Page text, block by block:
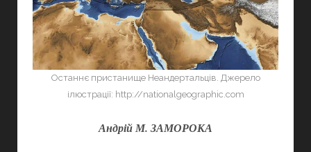
Останнє пристанище Неандертальців. Джерело
ілюстрації: http://nationalgeographic.com
Андрій М. ЗАМОРОКА